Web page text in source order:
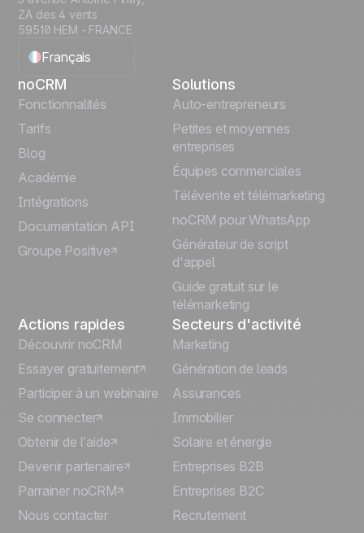
ZA des 4 vents
59510 HEM - FRANCE
Français
English
Português
Italiano
Deutsch
noCRM
Fonctionnalités
Tarifs
Blog
Académie
Intégrations
Documentation API
Groupe Positive
Solutions
Auto-entrepreneurs
Petites et moyennes
entreprises
Équipes commerciales
Télévente et télémarketing
noCRM pour WhatsApp
Générateur de script
d'appel
Guide gratuit sur le
télémarketing
Actions rapides
Découvrir noCRM
Essayer gratuitement
Participer à un webinaire
Se connecter
Obtenir de l’aide
Devenir partenaire
Parrainer noCRM
Nous contacter
Secteurs d'activité
Marketing
Génération de leads
Assurances
Immobilier
Solaire et énergie
Entreprises B2B
Entreprises B2C
Recrutement